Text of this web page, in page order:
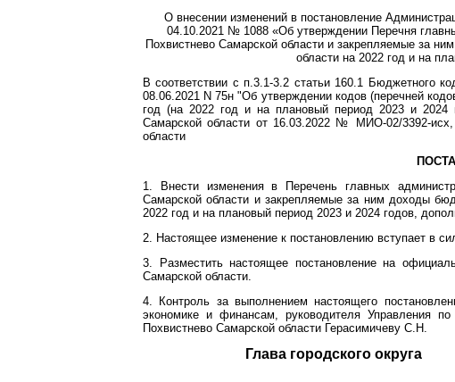
О внесении изменений в постановление
04.10.2021 № 1088 «Об утверждении Перечня
Похвистнево Самарской области и закрепляемые за
области на 2022 год и на
В соответствии с п.3.1-3.2 статьи 160.1 Бюджетного
08.06.2021 N 75н "Об утверждении кодов (перечней
год (на 2022 год и на плановый период 2023 и 2024
Самарской области от 16.03.2022 № МИО-02/3392-исх,
области
1. Внести изменения в Перечень главных
Самарской области и закрепляемые за ним доходы
2022 год и на плановый период 2023 и 2024 годов,
2. Настоящее изменение к постановлению вступает в
3. Разместить настоящее постановление на
Самарской области.
4. Контроль за выполнением настоящего
экономике и финансам, руководителя Управления
Похвистнево Самарской области Герасимичеву С.Н.
Глава